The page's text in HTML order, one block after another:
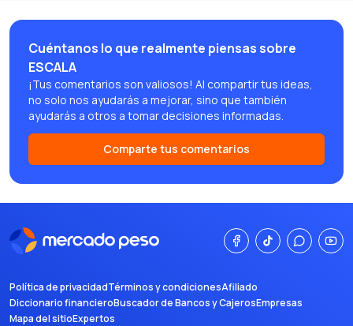
Cuéntanos lo que realmente piensas sobre
ESCALA
¡Tus comentarios son valiosos! Al compartir tus ideas,
no solo nos ayudarás a mejorar, sino que también
ayudarás a otros a tomar decisiones informadas.
Comparte tus comentarios
Política de privacidadTérminos y condicionesAfiliado
Diccionario financieroBuscador de Bancos y CajerosEmpresas
Mapa del sitioExpertos